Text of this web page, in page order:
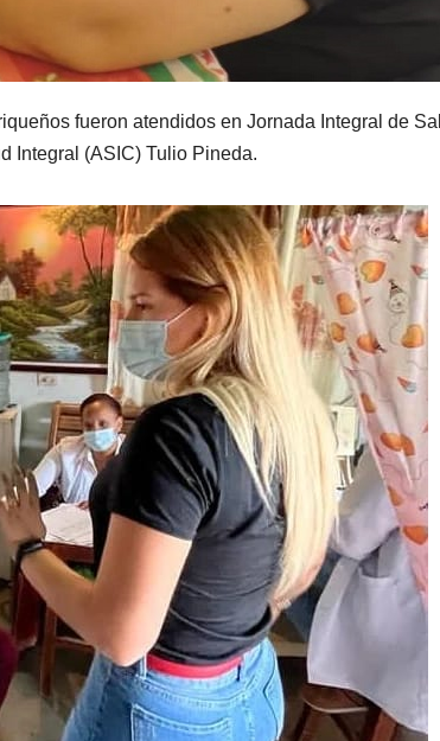
fueron atendidos en Jornada Integral de
Integral (ASIC) Tulio Pineda.